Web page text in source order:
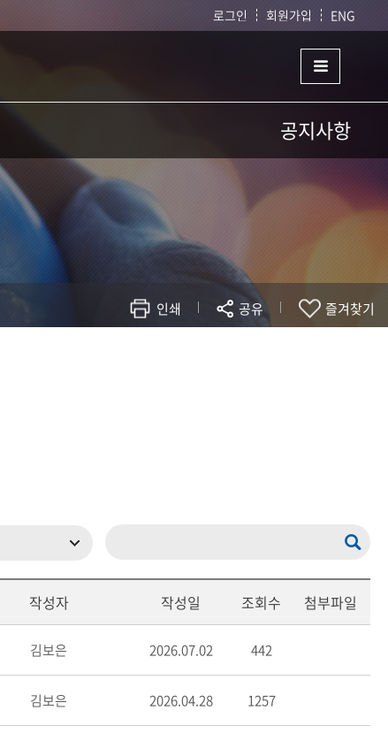
로그인 회원가입 ENG
공지사항
공지사항
대학원게시판
사업팀뉴스
인쇄 공유 즐겨찾기
작성자 작성일 조회수 첨부파일
김보은 2026.07.02 442
김보은 2026.04.28 1257